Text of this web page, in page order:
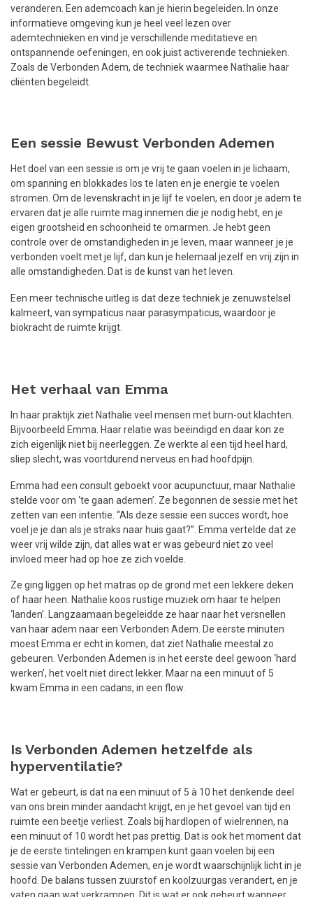
veranderen. Een ademcoach kan je hierin begeleiden. In onze
informatieve omgeving kun je heel veel lezen over
ademtechnieken en vind je verschillende meditatieve en
ontspannende oefeningen, en ook juist activerende technieken.
Zoals de Verbonden Adem, de techniek waarmee Nathalie haar
cliënten begeleidt.
Een sessie Bewust Verbonden Ademen
Het doel van een sessie is om je vrij te gaan voelen in je lichaam,
om spanning en blokkades los te laten en je energie te voelen
stromen. Om de levenskracht in je lijf te voelen, en door je adem te
ervaren dat je alle ruimte mag innemen die je nodig hebt, en je
eigen grootsheid en schoonheid te omarmen. Je hebt geen
controle over de omstandigheden in je leven, maar wanneer je je
verbonden voelt met je lijf, dan kun je helemaal jezelf en vrij zijn in
alle omstandigheden. Dat is de kunst van het leven.
Een meer technische uitleg is dat deze techniek je zenuwstelsel
kalmeert, van sympaticus naar parasympaticus, waardoor je
biokracht de ruimte krijgt.
Het verhaal van Emma
In haar praktijk ziet Nathalie veel mensen met burn-out klachten.
Bijvoorbeeld Emma. Haar relatie was beëindigd en daar kon ze
zich eigenlijk niet bij neerleggen. Ze werkte al een tijd heel hard,
sliep slecht, was voortdurend nerveus en had hoofdpijn.
Emma had een consult geboekt voor acupunctuur, maar Nathalie
stelde voor om ‘te gaan ademen’. Ze begonnen de sessie met het
zetten van een intentie. “Als deze sessie een succes wordt, hoe
voel je je dan als je straks naar huis gaat?”. Emma vertelde dat ze
weer vrij wilde zijn, dat alles wat er was gebeurd niet zo veel
invloed meer had op hoe ze zich voelde.
Ze ging liggen op het matras op de grond met een lekkere deken
of haar heen. Nathalie koos rustige muziek om haar te helpen
‘landen’. Langzaamaan begeleidde ze haar naar het versnellen
van haar adem naar een Verbonden Adem. De eerste minuten
moest Emma er echt in komen, dat ziet Nathalie meestal zo
gebeuren. Verbonden Ademen is in het eerste deel gewoon ‘hard
werken’, het voelt niet direct lekker. Maar na een minuut of 5
kwam Emma in een cadans, in een flow.
Is Verbonden Ademen hetzelfde als
hyperventilatie?
Wat er gebeurt, is dat na een minuut of 5 à 10 het denkende deel
van ons brein minder aandacht krijgt, en je het gevoel van tijd en
ruimte een beetje verliest. Zoals bij hardlopen of wielrennen, na
een minuut of 10 wordt het pas prettig. Dat is ook het moment dat
je de eerste tintelingen en krampen kunt gaan voelen bij een
sessie van Verbonden Ademen, en je wordt waarschijnlijk licht in je
hoofd. De balans tussen zuurstof en koolzuurgas verandert, en je